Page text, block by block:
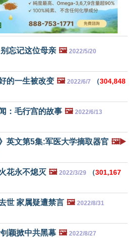
忘记这位母亲 🖼️ 2022/5/20
的一生被改变 🖼️ 2022/6/7 （304,848
：毛行宫的故事 🖼️ 2022/6/13
英文第5集:军医大学摘取器官 🖼️▶️
花永不熄灭 🖼️ 2022/3/29 （301,167
世 家属疑遭禁言 🖼️ 2022/8/31
颖掀中共黑幕 🖼️ 2022/8/27